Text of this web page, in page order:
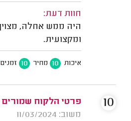
חוות דעת:
היה ממש אחלה,
ומקצועית.
איכות 10 מחיר 10 זמנים
פרטי הלקוח
משוב: 11/03/2024
10